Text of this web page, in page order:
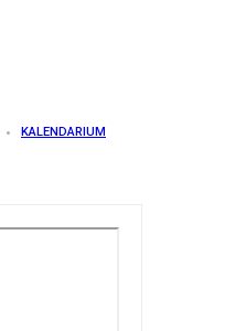
KALENDARIUM